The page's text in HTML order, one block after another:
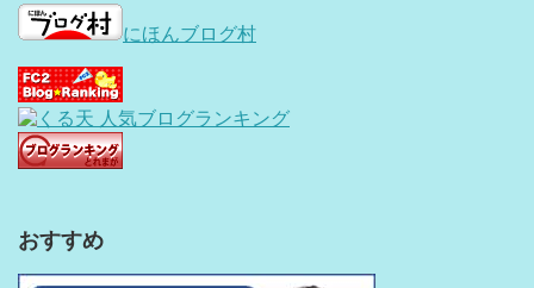
にほんブログ村
おすすめ